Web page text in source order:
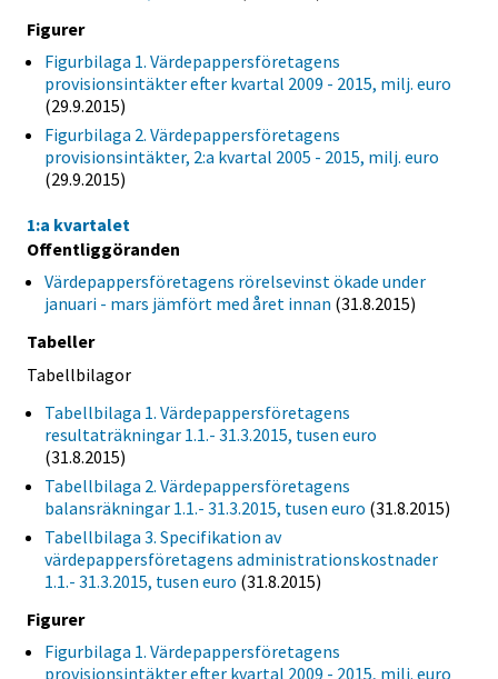
Figurer
Figurbilaga 1. Värdepappersföretagens
provisionsintäkter efter kvartal 2009 - 2015, milj. euro
(29.9.2015)
Figurbilaga 2. Värdepappersföretagens
provisionsintäkter, 2:a kvartal 2005 - 2015, milj. euro
(29.9.2015)
1:a kvartalet
Offentliggöranden
Värdepappersföretagens rörelsevinst ökade under
januari - mars jämfört med året innan (31.8.2015)
Tabeller
Tabellbilagor
Tabellbilaga 1. Värdepappersföretagens
resultaträkningar 1.1.- 31.3.2015, tusen euro
(31.8.2015)
Tabellbilaga 2. Värdepappersföretagens
balansräkningar 1.1.- 31.3.2015, tusen euro (31.8.2015)
Tabellbilaga 3. Specifikation av
värdepappersföretagens administrationskostnader
1.1.- 31.3.2015, tusen euro (31.8.2015)
Figurer
Figurbilaga 1. Värdepappersföretagens
provisionsintäkter efter kvartal 2009 - 2015, milj. euro